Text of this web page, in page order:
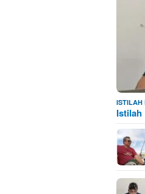
ISTILAH
Istilah